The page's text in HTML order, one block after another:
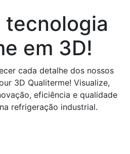
tecnologia
em 3D!
cada detalhe dos nossos
3D Qualiterme! Visualize,
eficiência e qualidade
refrigeração industrial.